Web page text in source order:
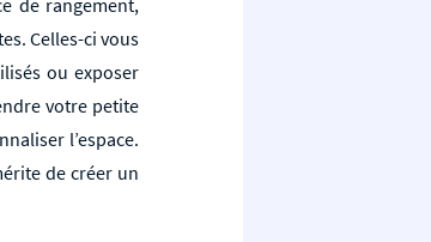
de rangement,
Celles-ci vous
ou exposer
votre petite
l’espace.
de créer un